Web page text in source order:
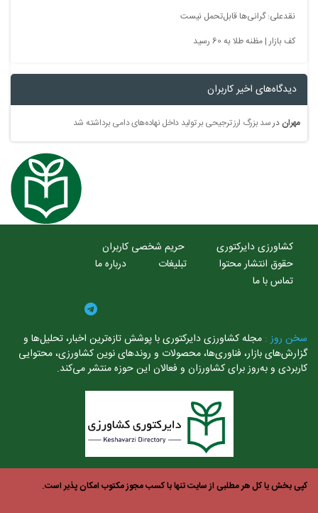
نقدعلی: گرانی‌ها قابل‌تحمل نیست
کف بازار | مظنه طلا به 60 رسید
دیدگاه‌های اخیر کاربران
مهراندرسد بزرگ ارز ترجیحی بر تولید داخل نهاده‌های دامی برداشته شد
کشاورزی دایرکتوری
حریم شخصی کاربران
حقوق انتشار محتوا
تبلیغات
درباره ما
تماس با ما
سخن روز : مجله کشاورزی دایرکتوری با پوشش تازه‌ترین اخبار، تحلیل‌ها و
گزارش‌های بازار، فناوری‌ها، محصولات و روندهای نوین کشاورزی، محتوایی
کاربردی و به‌روز برای کشاورزان و فعالان این حوزه منتشر می‌کند.
کپی بخش یا کل هر مطلبی از سایت تنها با کسب مجوز مکتوب امکان پذیر است.